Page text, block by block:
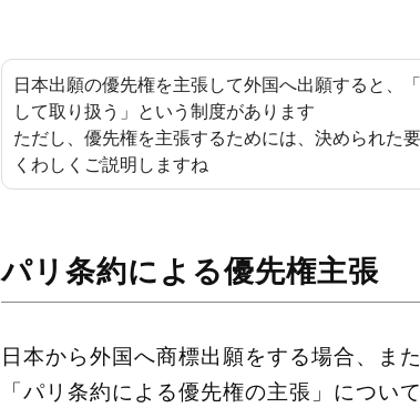
日本出願の優先権を主張して外国へ出願すると、
して取り扱う」という制度があります
ただし、優先権を主張するためには、決められた
くわしくご説明しますね
パリ条約による優先権主張
日本から外国へ商標出願をする場合、ま
「パリ条約による優先権の主張」につい